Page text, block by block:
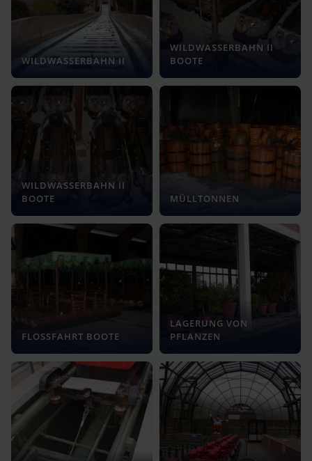
WILDWASSERBAHN II
WILDWASSERBAHN II
BOOTE
WILDWASSERBAHN II
BOOTE
MÜLLTONNEN
FLOSSFAHRT BOOTE
LAGERUNG VON
PFLANZEN